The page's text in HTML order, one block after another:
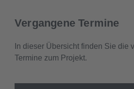
Vergangene Termine
In dieser Übersicht finden Sie die
Termine zum Projekt.